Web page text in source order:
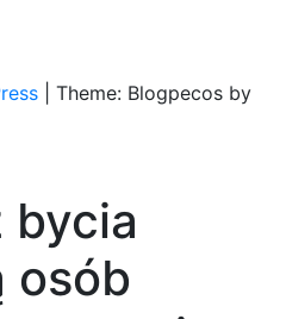
Theme: Blogpecos by
bycia
osób